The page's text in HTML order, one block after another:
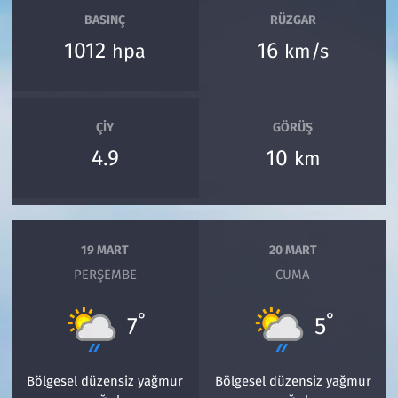
BASINÇ
1012 hpa
RÜZGAR
16 km/s
ÇIY
4.9
GÖRÜŞ
10 km
19 MART
PERŞEMBE
7°
Bölgesel düzensiz yağmur
20 MART
CUMA
5°
Bölgesel düzensiz yağmur